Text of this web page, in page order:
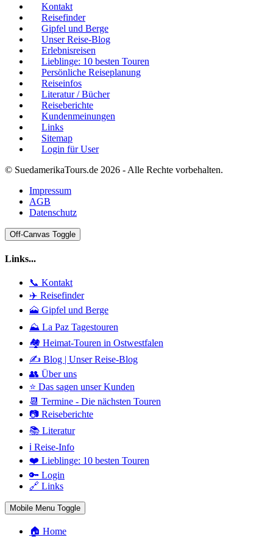
Kontakt
Reisefinder
Gipfel und Berge
Unser Reise-Blog
Erlebnisreisen
Lieblinge: 10 besten Touren
Persönliche Reiseplanung
Reiseinfos
Literatur / Bücher
Reiseberichte
Kundenmeinungen
Links
Sitemap
Login für User
© SuedamerikaTours.de 2026 - Alle Rechte vorbehalten.
Impressum
AGB
Datenschutz
Off-Canvas Toggle
Links...
📞 Kontakt
✈️ Reisefinder
🗻 Gipfel und Berge
⛰️ La Paz Tagestouren
🏘️ Heimat-Touren in Ostwestfalen
✍️ Blog | Unser Reise-Blog
👥 Über uns
⭐ Das sagen unser Kunden
📆 Termine - Die nächsten Touren
📷 Reiseberichte
📚 Literatur
ℹ️ Reise-Info
❤️ Lieblinge: 10 besten Touren
🔑 Login
🔗 Links
Mobile Menu Toggle
🏠 Home